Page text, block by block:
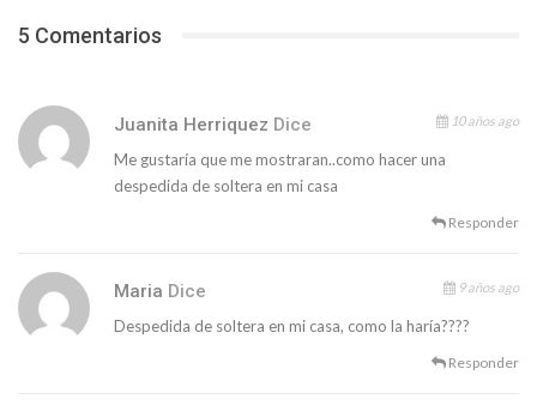
5 Comentarios
Juanita Herriquez Dice 10 años ago
Me gustaría que me mostraran..como hacer una
despedida de soltera en mi casa
Responder
Maria Dice 9 años ago
Despedida de soltera en mi casa, como la haría????
Responder